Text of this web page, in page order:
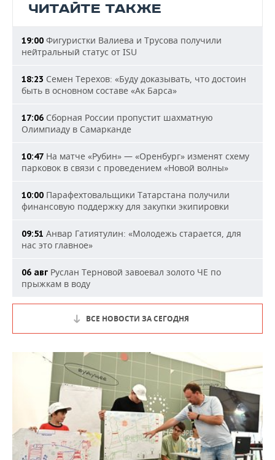
ЧИТАЙТЕ ТАКЖЕ
19:00 Фигуристки Валиева и Трусова получили
нейтральный статус от ISU
18:23 Семен Терехов: «Буду доказывать, что достоин
быть в основном составе «Ак Барса»
17:06 Сборная России пропустит шахматную
Олимпиаду в Самарканде
10:47 На матче «Рубин» — «Оренбург» изменят схему
парковок в связи с проведением «Новой волны»
10:00 Парафехтовальщики Татарстана получили
финансовую поддержку для закупки экипировки
09:51 Анвар Гатиятулин: «Молодежь старается, для
нас это главное»
06 авг Руслан Терновой завоевал золото ЧЕ по
прыжкам в воду
ВСЕ НОВОСТИ ЗА СЕГОДНЯ